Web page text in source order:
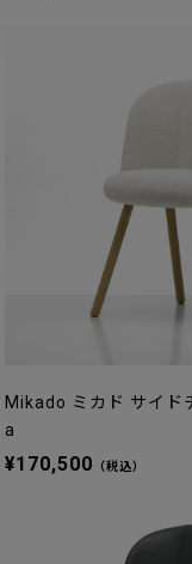
Mikado ミカド サイド
a
¥170,500 （税込）